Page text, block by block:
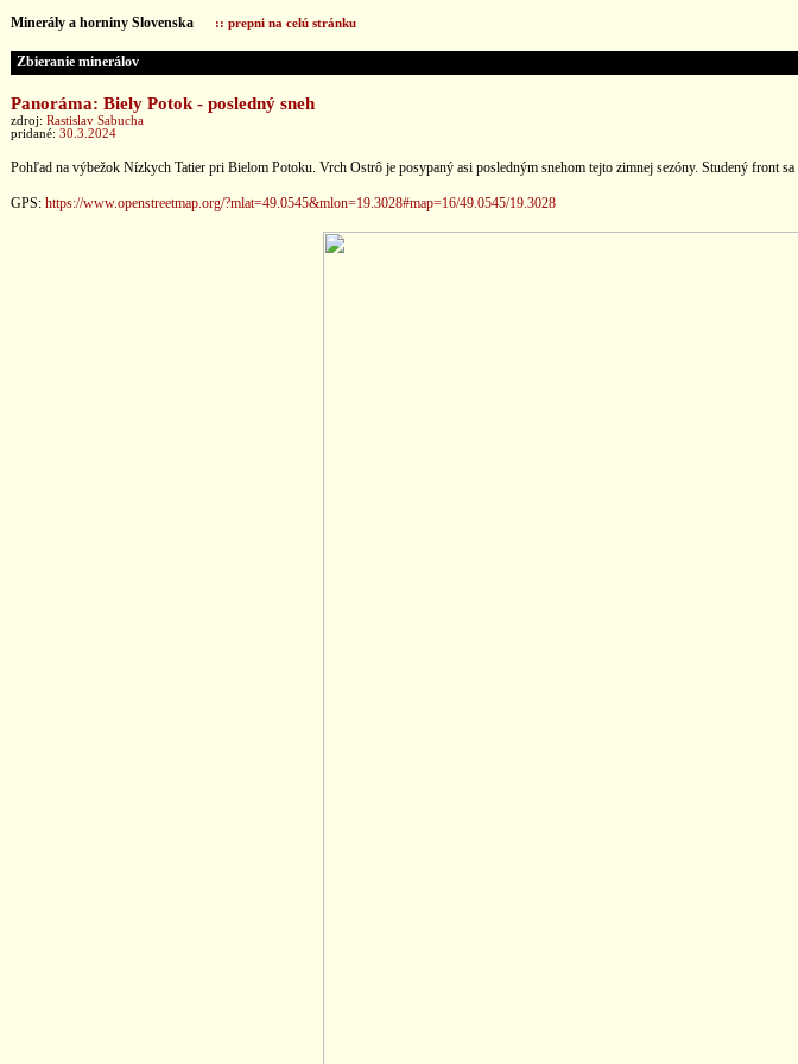
Minerály a horniny Slovenska :: prepni na celú stránku
Zbieranie minerálov
Panoráma: Biely Potok - posledný sneh
zdroj: Rastislav Sabucha
pridané: 30.3.2024
Pohľad na výbežok Nízkych Tatier pri Bielom Potoku. Vrch Ostrô je posypaný asi posledným snehom tejto zimnej sezóny. Studený front
GPS: https://www.openstreetmap.org/?mlat=49.0545&mlon=19.3028#map=16/49.0545/19.3028